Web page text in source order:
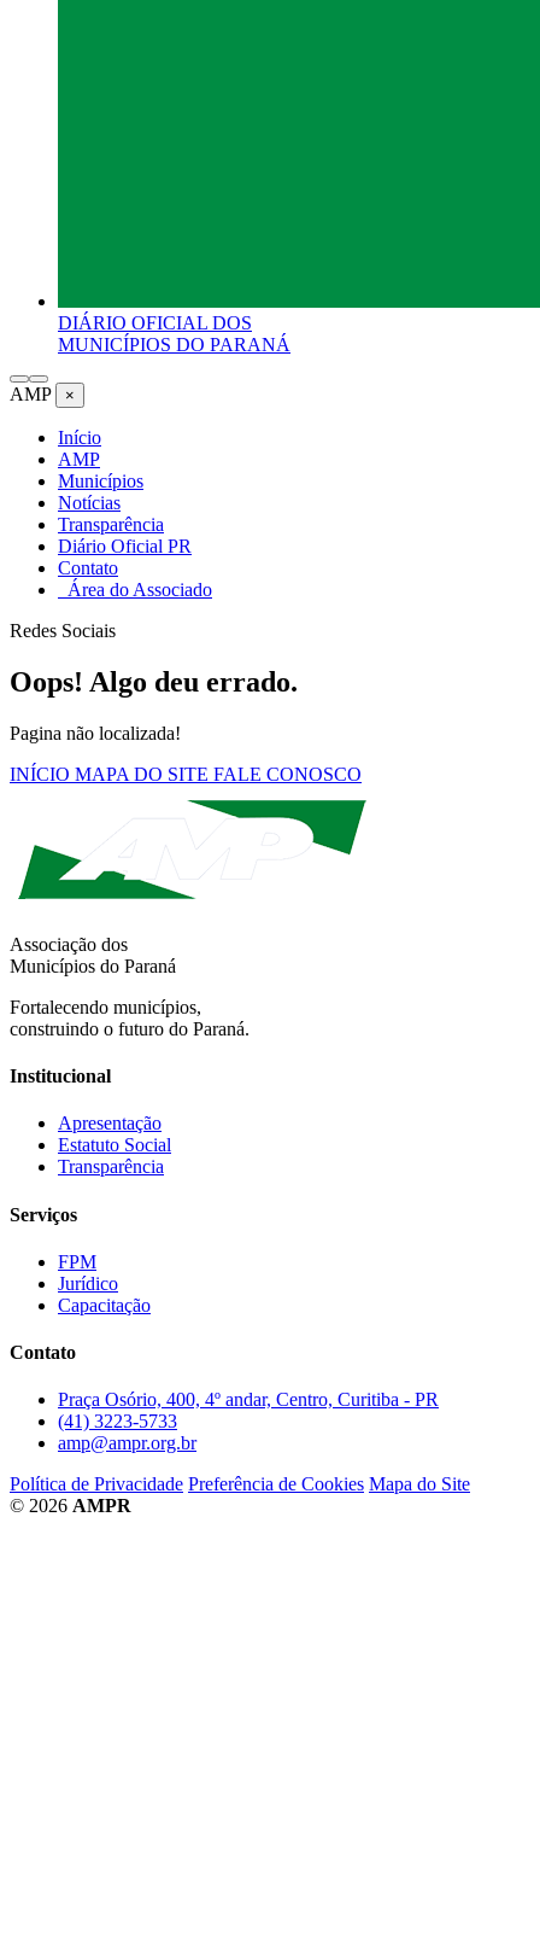
DIÁRIO OFICIAL DOS
MUNICÍPIOS DO PARANÁ
AMP ×
Início
AMP
Municípios
Notícias
Transparência
Diário Oficial PR
Contato
Área do Associado
Redes Sociais
Oops! Algo deu errado.
Pagina não localizada!
INÍCIO MAPA DO SITE FALE CONOSCO
Associação dos
Municípios do Paraná
Fortalecendo municípios,
construindo o futuro do Paraná.
Institucional
Apresentação
Estatuto Social
Transparência
Serviços
FPM
Jurídico
Capacitação
Contato
Praça Osório, 400, 4º andar, Centro, Curitiba - PR
(41) 3223-5733
amp@ampr.org.br
Política de Privacidade Preferência de Cookies Mapa do Site
© 2026 AMPR